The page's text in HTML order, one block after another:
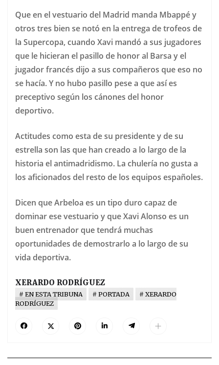
Que en el vestuario del Madrid manda Mbappé y
otros tres bien se notó en la entrega de trofeos de
la Supercopa, cuando Xavi mandó a sus jugadores
que le hicieran el pasillo de honor al Barsa y el
jugador francés dijo a sus compañeros que eso no
se hacía. Y no hubo pasillo pese a que así es
preceptivo según los cánones del honor
deportivo.
Actitudes como esta de su presidente y de su
estrella son las que han creado a lo largo de la
historia el antimadridismo. La chulería no gusta a
los aficionados del resto de los equipos españoles.
Dicen que Arbeloa es un tipo duro capaz de
dominar ese vestuario y que Xavi Alonso es un
buen entrenador que tendrá muchas
oportunidades de demostrarlo a lo largo de su
vida deportiva.
XERARDO RODRÍGUEZ
EN ESTA TRIBUNA PORTADA
XERARDO
RODRÍGUEZ